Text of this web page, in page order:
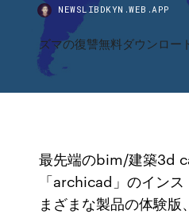
NEWSLIBDKYN.WEB.APP
ズマの復讐無料ダウンロー
最先端のbim/建築3d
「archicad」のイン
まざまな製品の体験